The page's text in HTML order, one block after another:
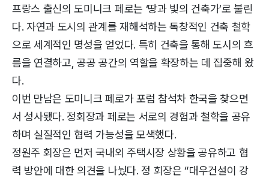
프랑스 출신의 도미니크 페로는 ‘땅과 빛의 건축가’로 불린
다. 자연과 도시의 관계를 재해석하는 독창적인 건축 철학
으로 세계적인 명성을 얻었다. 특히 건축을 통해 도시의 흐
름을 연결하고, 공공 공간의 역할을 확장하는 데 집중해 왔
다.
이번 만남은 도미니크 페로가 포럼 참석차 한국을 찾으면
서 성사됐다. 정회장과 페로는 서로의 경험과 철학을 공유
하며 실질적인 협력 가능성을 모색했다.
정원주 회장은 먼저 국내외 주택시장 상황을 공유하고 협
력 방안에 대한 의견을 나눴다. 정 회장은 “대우건설이 강